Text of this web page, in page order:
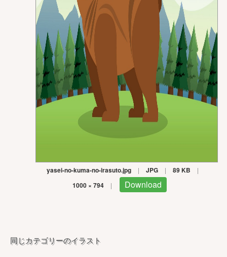
yasei-no-kuma-no-irasuto.jpg | JPG | 89 KB |
1000 × 794 | Download
同じカテゴリーのイラスト